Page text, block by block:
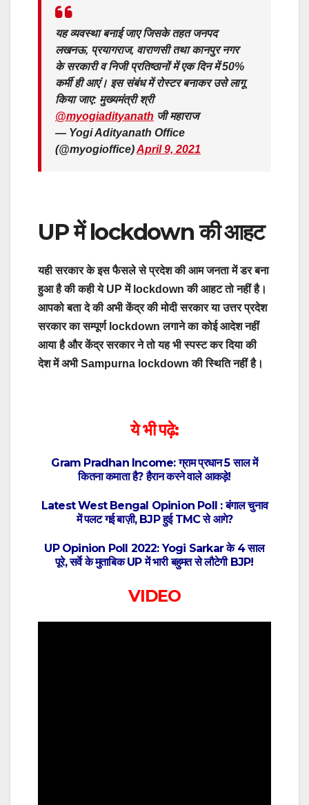
यह व्यवस्था बनाई जाए जिसके तहत जनपद
लखनऊ, प्रयागराज, वाराणसी तथा कानपुर नगर
के सरकारी व निजी प्रतिष्ठानों में एक दिन में 50%
कर्मी ही आएं। इस संबंध में रोस्टर बनाकर उसे लागू
किया जाए: मुख्यमंत्री श्री
@myogiadityanath जी महाराज
— Yogi Adityanath Office
(@myogioffice)April 9, 2021
UP में lockdown की आहट
यही सरकार के इस फैसले से प्रदेश की आम जनता में डर बना
हुआ है की कही ये UP में lockdown की आहट तो नहीं है।
आपको बता दे की अभी केंद्र की मोदी सरकार या उत्तर प्रदेश
सरकार का सम्पूर्ण lockdown लगाने का कोई आदेश नहीं
आया है और केंद्र सरकार ने तो यह भी स्पस्ट कर दिया की
देश में अभी Sampurna lockdown की स्थिति नहीं है।
ये भी पढ़े:
Gram Pradhan Income: ग्राम प्रधान 5 साल में
कितना कमाता है? हैरान करने वाले आकड़े!
Latest West Bengal Opinion Poll : बंगाल चुनाव
में पलट गई बाज़ी, BJP हुई TMC से आगे?
UP Opinion Poll 2022: Yogi Sarkar के 4 साल
पूरे, सर्वे के मुताबिक UP में भारी बहुमत से लौटेगी BJP!
VIDEO